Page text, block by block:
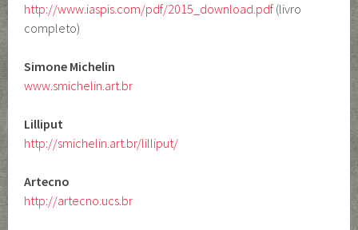
http://www.iaspis.com/pdf/2015_download.pdf (livro
completo)
Simone Michelin
www.smichelin.art.br
Lilliput
http://smichelin.art.br/lilliput/
Artecno
http://artecno.ucs.br